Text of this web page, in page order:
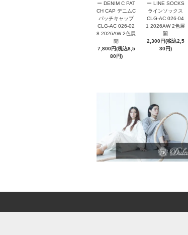
ー DENIM C PAT
CH CAP デニムC
パッチキャップ
CLG-AC 026-02
8 2026AW 2色展
開
7,800円(税込8,5
80円)
ー LINE SOCKS
ラインソックス
CLG-AC 026-04
1 2026AW 2色展
開
2,300円(税込2,5
30円)